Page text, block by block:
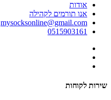
אודות
אנו תורמים לקהילה
mysocksonline@gmail.com
0515903161
שירות לקוחות